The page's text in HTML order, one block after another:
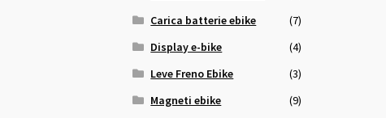
Carica batterie ebike
(7)
Display e-bike
(4)
Leve Freno Ebike
(3)
Magneti ebike
(9)